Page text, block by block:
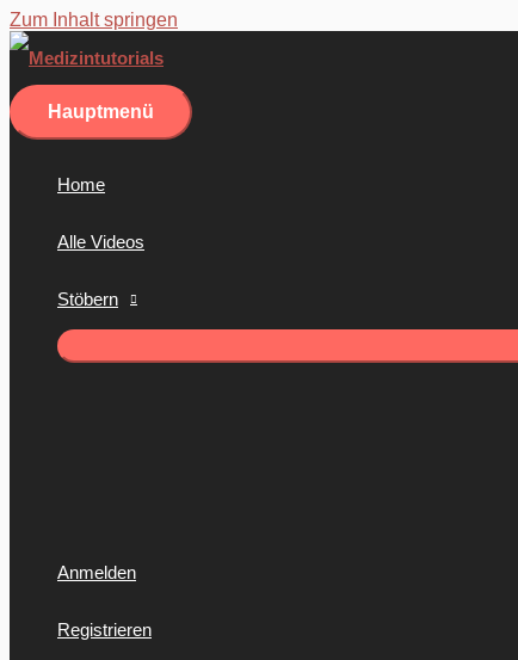
Zum Inhalt springen
Hauptmenü
Home
Alle Videos
Stöbern
Anmelden
Registrieren